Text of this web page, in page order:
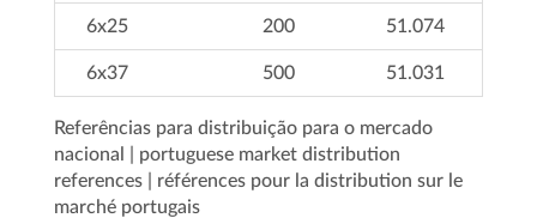
6x25 200 51.074
6x37 500 51.031
Referências para distribuição para o mercado
nacional | portuguese market distribution
references | références pour la distribution sur le
marché portugais